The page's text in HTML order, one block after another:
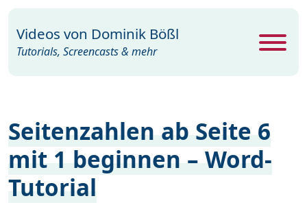
Seitenzahlen ab Seite 6
mit 1 beginnen – Word-
Tutorial
Videos von Dominik Bößl
Tutorials, Screencasts & mehr
Excel 26
Photoshop 104
PowerPoint